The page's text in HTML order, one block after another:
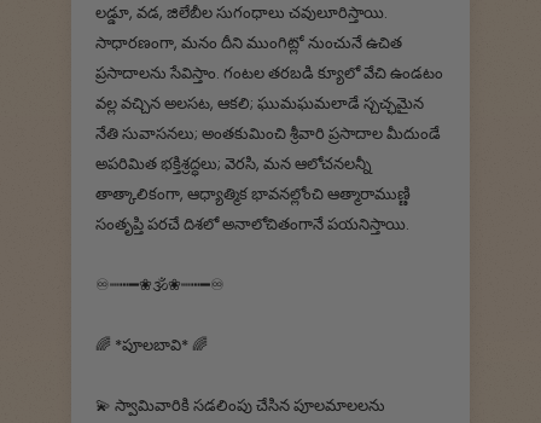
లడ్డూ, వడ, జిలేబీల సుగంధాలు చవులూరిస్తాయి.
సాధారణంగా, మనం దీని ముంగిట్లో నుంచునే ఉచిత
ప్రసాదాలను సేవిస్తాం. గంటల తరబడి క్యూలో వేచి ఉండటం
వల్ల వచ్చిన అలసట, ఆకలి; ఘుమఘమలాడే స్చచ్ఛమైన
నేతి సువాసనలు; అంతకుమించి శ్రీవారి ప్రసాదాల మీదుండే
అపరిమిత భక్తిశ్రద్ధలు; వెరసి, మన ఆలోచనలన్నీ
తాత్కాలికంగా, ఆధ్యాత్మిక భావనల్లోంచి ఆత్మారాముణ్ణి
సంతృప్తి పరచే దిశలో అనాలోచితంగానే పయనిస్తాయి.
♾┉┅━❀🕉️❀┉┅━♾
🌈 *పూలబావి* 🌈
💫 స్వామివారికి సడలింపు చేసిన పూలమాలలను